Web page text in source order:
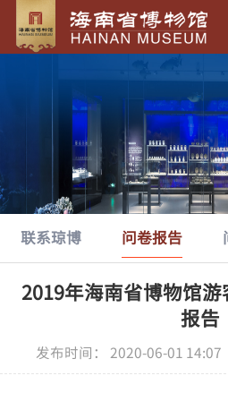
联系琼博 问卷报告
2019年海南省博物馆
报告
发布时间： 2020-06-01